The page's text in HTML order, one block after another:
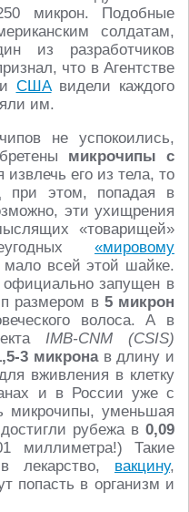
микрон. Подобные
солдатам,
из разработчиков
что в Агентстве
СШАвидели каждого
им.
не успокоились,
микрочипы с
его из тела, то
при этом, попадая в
эти ухищрения
«товарищей»
«мировому
всей этой шайке.
официально запущен в
размером в 5 микрон
волоса. А в
IMB-CNM (CSIS)
3 микронав длину и
вживления в клетку
и в России уже с
микрочипы, уменьшая
рубежа в 0,09
миллиметра!) Такие
лекарство, вакцину,
попасть в организм и